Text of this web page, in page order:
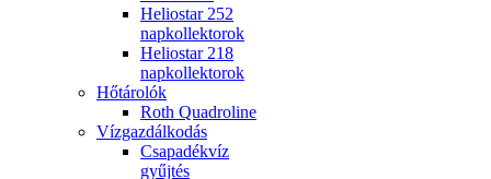
Heliostar 252
napkollektorok
Heliostar 218
napkollektorok
Hőtárolók
Roth Quadroline
Vízgazdálkodás
Csapadékvíz
gyűjtés